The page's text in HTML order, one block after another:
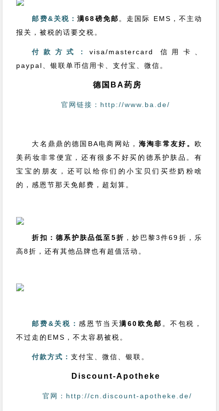
邮费&关税：满68磅免邮 。走国际 EMS，不主动
报关，被税的话要交税。
付款方式：visa/mastercard 信用卡、
paypal、银联单币信用卡、支付宝、微信。
德国BA药房
官网链接：http://www.ba.de/
大名鼎鼎的德国BA电商网站， 海淘非常友好。欧
美药妆非常便宜，还有很多不好买的德系护肤品。有
宝宝的朋友，还可以给你们的小宝贝们买些奶粉啥
的，感恩节那天免邮费，超划算。
折扣：德系护肤品低至5折 ，妙巴黎3件69折，乐
高8折，还有其他品牌也有超值活动。
邮费&关税：感恩节当天满60欧免邮 。不包税，
不过走的EMS，不太容易被税。
付款方式：支付宝、微信、银联。
Discount-Apotheke
官网：http://cn.discount-apotheke.de/